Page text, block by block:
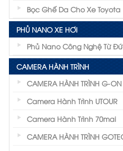
Bọc Ghế Da Cho Xe Toyota
PHỦ NANO XE HƠI
Phủ Nano Công Nghệ Từ
CAMERA HÀNH TRÌNH
CAMERA HÀNH TRÌNH G-
Camera Hành Trình UTOUR
Camera Hành Trình 70mai
CAMERA HÀNH TRÌNH